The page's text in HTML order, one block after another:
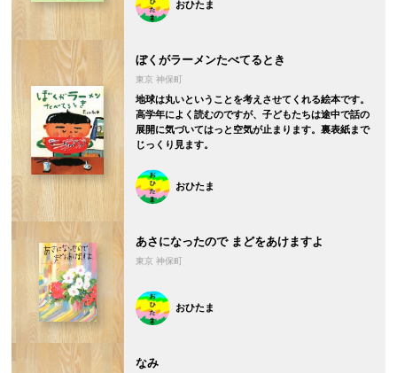
おひたま
ぼくがラーメンたべてるとき
東京 神保町
地球は丸いということを考えさせてくれる絵本です。
高学年によく読むのですが、子どもたちは途中で話の
展開に気づいてはっと空気が止まります。裏表紙まで
じっくり見ます。
おひたま
あさになったので まどをあけますよ
東京 神保町
おひたま
なみ